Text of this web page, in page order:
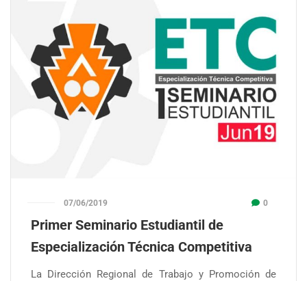
07/06/2019 0
Primer Seminario Estudiantil de
Especialización Técnica Competitiva
La Dirección Regional de Trabajo y Promoción de